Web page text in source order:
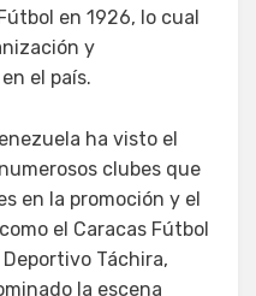
en 1926, lo cual
y
el país.
ha visto el
clubes que
en la promoción y el
el Caracas Fútbol
Táchira,
la escena